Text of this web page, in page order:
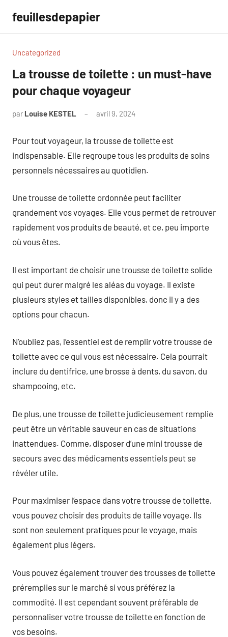
contenu
feuillesdepapier
Uncategorized
La trousse de toilette : un must-have
pour chaque voyageur
par Louise KESTEL avril 9, 2024
Pour tout voyageur, la trousse de toilette est
indispensable. Elle regroupe tous les produits de soins
personnels nécessaires au quotidien.
Une trousse de toilette ordonnée peut faciliter
grandement vos voyages. Elle vous permet de retrouver
rapidement vos produits de beauté, et ce, peu importe
où vous êtes.
Il est important de choisir une trousse de toilette solide
qui peut durer malgré les aléas du voyage. Il existe
plusieurs styles et tailles disponibles, donc il y a des
options pour chacun.
N’oubliez pas, l’essentiel est de remplir votre trousse de
toilette avec ce qui vous est nécessaire. Cela pourrait
inclure du dentifrice, une brosse à dents, du savon, du
shampooing, etc.
De plus, une trousse de toilette judicieusement remplie
peut être un véritable sauveur en cas de situations
inattendues. Comme, disposer d’une mini trousse de
secours avec des médicaments essentiels peut se
révéler utile.
Pour maximiser l’espace dans votre trousse de toilette,
vous pouvez choisir des produits de taille voyage. Ils
sont non seulement pratiques pour le voyage, mais
également plus légers.
Vous pouvez également trouver des trousses de toilette
préremplies sur le marché si vous préférez la
commodité. Il est cependant souvent préférable de
personnaliser votre trousse de toilette en fonction de
vos besoins.